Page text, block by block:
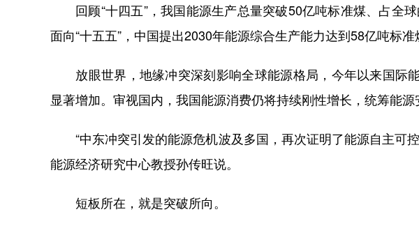
回顾“十四五”，我国能源生产总量突破50亿吨标准煤、占全球
面向“十五五”，中国提出2030年能源综合生产能力达到58亿吨标准
放眼世界，地缘冲突深刻影响全球能源格局，今年以来国际
显著增加。审视国内，我国能源消费仍将持续刚性增长，统筹能源
“中东冲突引发的能源危机波及多国，再次证明了能源自主可
能源经济研究中心教授孙传旺说。
短板所在，就是突破所向。